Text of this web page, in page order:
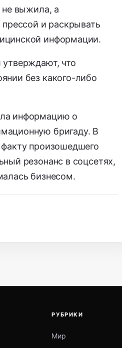
не выжила, а
прессой и раскрывать
информации.
утверждают, что
без какого-либо
информацию о
бригаду. В
произошедшего
резонанс в соцсетях,
бизнесом.
РУБРИКИ
Мир